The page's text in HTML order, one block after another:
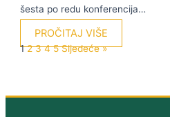
šesta po redu konferencija…
PROČITAJ VIŠE
1 2 3 4 5 Sljedeće »